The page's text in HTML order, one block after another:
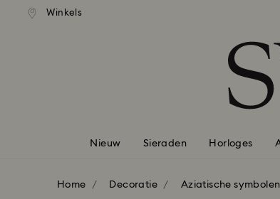
Lijst met toegangscodes
Winkelsvanaf EUR 99
Nieuw Sieraden Horloges
Home Decoratie Aziatische symbolen